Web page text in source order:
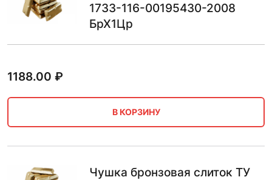
1733-116-00195430-2008
БрХ1Цр
1188.00 ₽
В КОРЗИНУ
Чушка бронзовая слиток ТУ